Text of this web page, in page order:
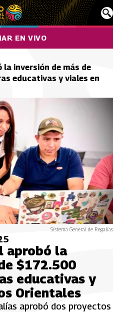
EN VIVO
inversión de más de
educativas y viales en
Sistema General de Regalías
aprobó la
$172.500
educativas y
Orientales
aprobó dos proyectos